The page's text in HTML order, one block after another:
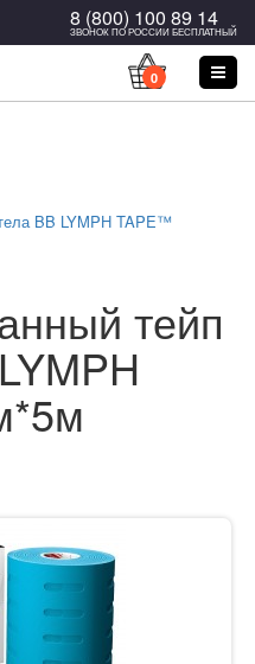
8 (800) 100 89 14
ЗВОНОК ПО РОССИИ БЕСПЛАТНЫЙ
0
BB LYMPH TAPE™
тейп